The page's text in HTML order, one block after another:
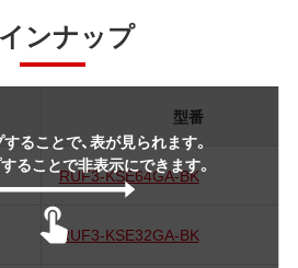
ンナップ
ることで、表が見られます。
ることで非表示にできます。
型番
RUF3-KSE64GA-BK
RUF3-KSE32GA-BK